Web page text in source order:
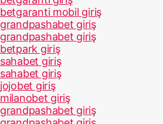
betgaranti mobil giriş
grandpashabet giriş
grandpashabet giriş
betpark giriş
sahabet giriş
sahabet giriş
jojobet giriş
milanobet giriş
grandpashabet giriş